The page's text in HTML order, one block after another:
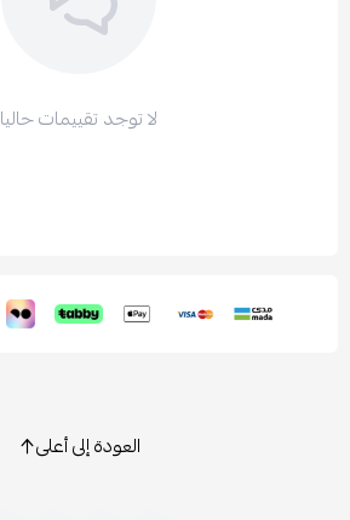
لا توجد تقييمات حاليا
العودة إلى أعلى